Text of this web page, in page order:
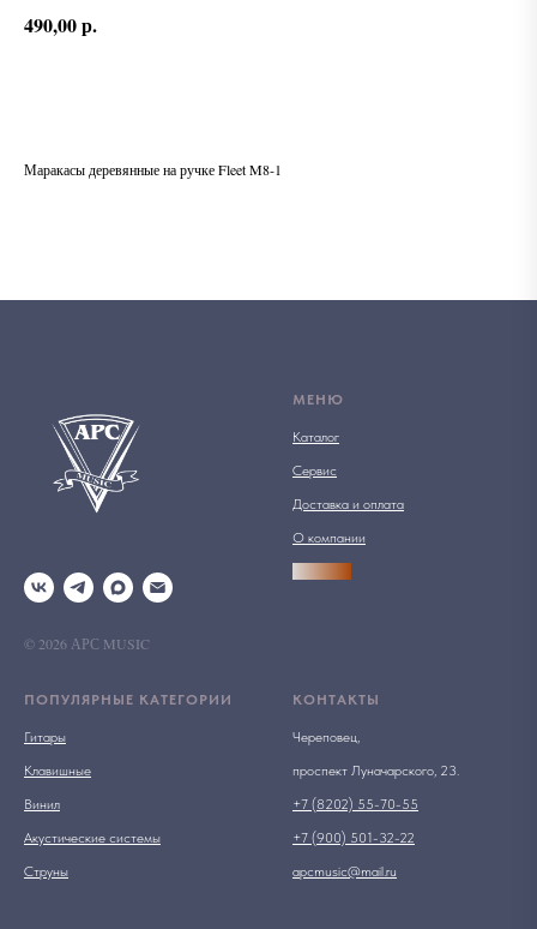
490,00р.
Маракасы деревянные на ручке Fleet M8-1
© 2026 АРС MUSIC
МЕНЮ
Каталог
Сервис
Доставка и оплата
О компании
ПОПУЛЯРНЫЕ КАТЕГОРИИ
Гитары
Клавишные
Винил
Акустические системы
Струны
КОНТАКТЫ
Череповец,
проспект Луначарского, 23.
+7 (8202) 55-70-55
+7 (900) 501-32-22
apcmusic@mail.ru